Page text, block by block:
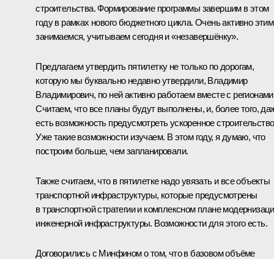
строительства. Формирование программы завершим в этом
году в рамках нового бюджетного цикла. Очень активно этим
занимаемся, учитываем сегодня и «незавершёнку».
Предлагаем утвердить пятилетку не только по дорогам,
которую мы буквально недавно утвердили, Владимир
Владимирович, по ней активно работаем вместе с
Считаем, что все планы будут выполнены, и, более того,
есть возможность предусмотреть ускоренное
Уже такие возможности изучаем. В этом году, я думаю, что
построим больше, чем запланировали.
Также считаем, что в пятилетке надо увязать и все объекты
транспортной инфраструктуры, которые предусмотрены
в транспортной стратегии и комплексном плане
инженерной инфраструктуры. Возможности для этого есть.
Договорились с Минфином о том, что в базовом объёме